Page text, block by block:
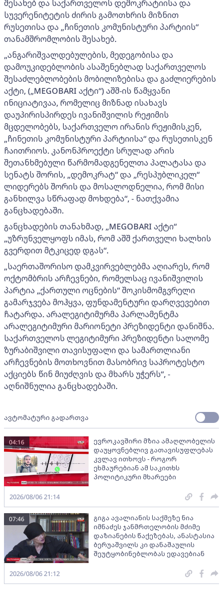
შესახებ და საქართველოს დემოკრატიისა და
სუვერენიტეტის ძირის გამოთხრის მიზნით
რუსეთისა და „ჩინეთის კომუნისტური პარტიის“
თანამშრომლობის შესახებ.
„ანგარიშვალდებულების, მედეგობისა და
დამოუკიდებლობის ასაშენებლად საქართველოს
შესაძლებლობების მობილიზებისა და გაძლიერების
აქტი, („MEGOBARI აქტი“) აშშ-ის წამყვანი
ინიციატივაა, რომელიც მიზნად ისახავს
დაუპირისპირდეს ივანიშვილის რეჟიმის
მცდელობებს, საქართველო ირანის რეჟიმისკენ,
„ჩინეთის კომუნისტური პარტიისა“ და რუსეთისკენ
ჩაითრიოს. კანონპროექტი სრულად არის
შეთანხმებული წარმომადგენელთა პალატასა და
სენატს შორის, „დემოკრატ“ და „რესპუბლიკელ“
ლიდერებს შორის და მოსალოდნელია, რომ მისი
განხილვა სწრაფად მოხდება“, - ნათქვამია
განცხადებაში.
განცხადების თანახმად, „MEGOBARI აქტი“
„უზრუნველყოფს იმას, რომ აშშ ქართველი ხალხის
გვერდით მტკიცედ დგას“.
„საერთაშორისო დამკვირვებლებმა აღიარეს, რომ
ოქტომბრის არჩევნები, რომელსაც ივანიშვილის
პარტია „ქართული ოცნების“ შოკისმომგვრელი
გამარჯვება მოჰყვა, ფუნდამენტური დარღვევებით
ჩატარდა. არალეგიტიმურმა პარლამენტმა
არალეგიტიმური მარიონეტი პრეზიდენტი დანიშნა.
საქართველოს ლეგიტიმური პრეზიდენტი სალომე
ზურაბიშვილი თავისუფალი და სამართლიანი
არჩევნების მოთხოვნით მასობრივ საპროტესტო
აქციებს წინ მიუძღვის და მხარს უჭერს“, -
აღნიშნულია განცხადებაში.
ავტომატური გადართვა
ევროკავშირი მზია ამაღლობელის
დაუყოვნებლივ გათავისუფლებას
კვლავ ითხოვს - როგორ
ეხმაურებიან ამ საკითხს
პოლიტიკური მხარეები
04:16
2026/08/06 21:14
გიგა ავალიანის საქმეზე ნია
იმნაძეს ჯანმრთელობის მძიმე
დაზიანების წაქეზებას, ანასტასია
ბერუაშვილს კი დანაშაულის
შეუტყობინებლობას ედავებიან
07:46
2026/08/06 21:12